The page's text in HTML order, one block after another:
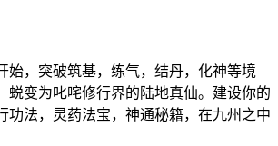
始，突破筑基，练气，结丹，化神等境
蜕变为叱咤修行界的陆地真仙。建设你的
功法，灵药法宝，神通秘籍，在九州之中